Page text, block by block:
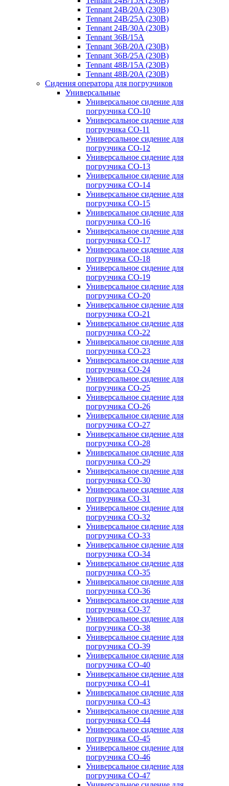
Tennant 24B/20A (230B)
Tennant 24B/25A (230B)
Tennant 24B/30A (230B)
Tennant 36B/15A
Tennant 36B/20A (230B)
Tennant 36B/25A (230B)
Tennant 48B/15A (230B)
Tennant 48B/20A (230B)
Сидения оператора для погрузчиков
Универсальные
Универсальное сидение для
погрузчика CO-10
Универсальное сидение для
погрузчика CO-11
Универсальное сидение для
погрузчика CO-12
Универсальное сидение для
погрузчика CO-13
Универсальное сидение для
погрузчика CO-14
Универсальное сидение для
погрузчика CO-15
Универсальное сидение для
погрузчика CO-16
Универсальное сидение для
погрузчика CO-17
Универсальное сидение для
погрузчика CO-18
Универсальное сидение для
погрузчика CO-19
Универсальное сидение для
погрузчика CO-20
Универсальное сидение для
погрузчика CO-21
Универсальное сидение для
погрузчика CO-22
Универсальное сидение для
погрузчика CO-23
Универсальное сидение для
погрузчика CO-24
Универсальное сидение для
погрузчика CO-25
Универсальное сидение для
погрузчика CO-26
Универсальное сидение для
погрузчика CO-27
Универсальное сидение для
погрузчика CO-28
Универсальное сидение для
погрузчика CO-29
Универсальное сидение для
погрузчика CO-30
Универсальное сидение для
погрузчика CO-31
Универсальное сидение для
погрузчика CO-32
Универсальное сидение для
погрузчика CO-33
Универсальное сидение для
погрузчика CO-34
Универсальное сидение для
погрузчика CO-35
Универсальное сидение для
погрузчика CO-36
Универсальное сидение для
погрузчика CO-37
Универсальное сидение для
погрузчика CO-38
Универсальное сидение для
погрузчика CO-39
Универсальное сидение для
погрузчика CO-40
Универсальное сидение для
погрузчика CO-41
Универсальное сидение для
погрузчика CO-43
Универсальное сидение для
погрузчика CO-44
Универсальное сидение для
погрузчика CO-45
Универсальное сидение для
погрузчика CO-46
Универсальное сидение для
погрузчика CO-47